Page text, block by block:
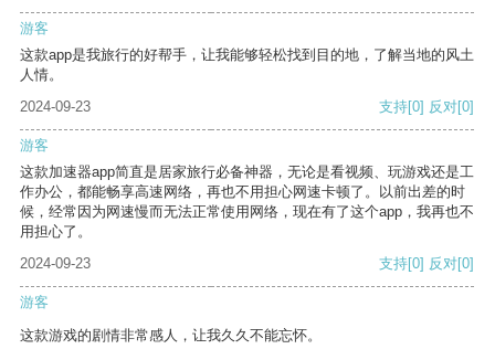
游客
这款app是我旅行的好帮手，让我能够轻松找到目的地，了解当地的风土
人情。
2024-09-23
支持[0] 反对[0]
游客
这款加速器app简直是居家旅行必备神器，无论是看视频、玩游戏还是工
作办公，都能畅享高速网络，再也不用担心网速卡顿了。以前出差的时
候，经常因为网速慢而无法正常使用网络，现在有了这个app，我再也不
用担心了。
2024-09-23
支持[0] 反对[0]
游客
这款游戏的剧情非常感人，让我久久不能忘怀。